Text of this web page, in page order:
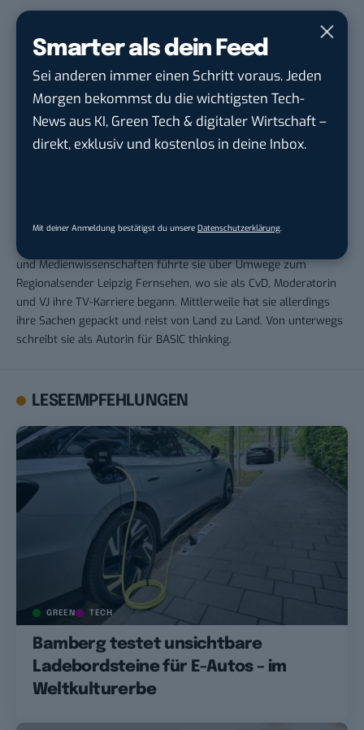
Smarter als dein Feed
Sei anderen immer einen Schritt voraus. Jeden
Morgen bekommst du die wichtigsten Tech-
News aus KI, Green Tech & digitaler Wirtschaft –
direkt, exklusiv und kostenlos in deine Inbox.
Mit deiner Anmeldung bestätigst du unsere Datenschutzerklärung.
THEMEN: ADFREE BTLISTICLE
ELEKTROAUTOS
Beatrice ist Multi-Media-Profi. Ihr Studium der Kommunikations -
und Medienwissenschaften führte sie über Umwege zum
Regionalsender Leipzig Fernsehen, wo sie als CvD, Moderatorin
und VJ ihre TV-Karriere begann. Mittlerweile hat sie allerdings
ihre Sachen gepackt und reist von Land zu Land. Von unterwegs
schreibt sie als Autorin für BASIC thinking.
LESEEMPFEHLUNGEN
GREEN TECH
Bamberg testet unsichtbare
Ladebordsteine für E-Autos – im
Weltkulturerbe